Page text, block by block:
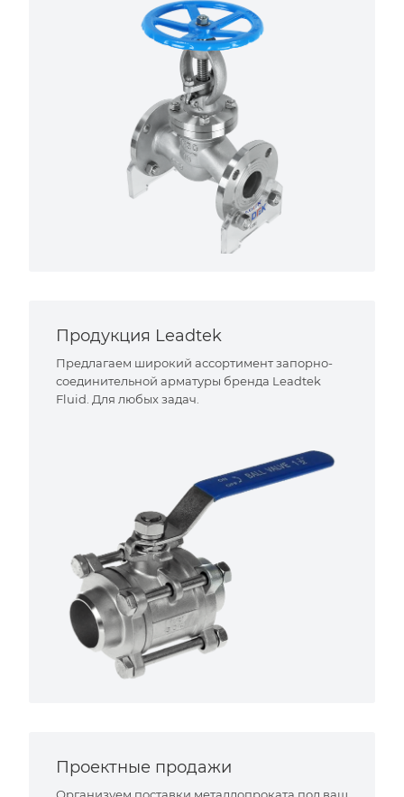
Продукция Leadtek
Предлагаем широкий ассортимент запорно-
соединительной арматуры бренда Leadtek
Fluid. Для любых задач.
Проектные продажи
Организуем поставки металлопроката под ваш